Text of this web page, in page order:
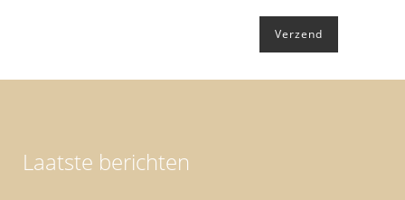
Laatste berichten